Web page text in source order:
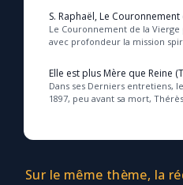
S. Raphaël, Le
Le Couronnement de la
avec profondeur la mission
Elle est plus Mère que Reine
de L.)
Dans ses Derniers entretiens,
1897, peu avant sa mort,
Sur le même thème, la